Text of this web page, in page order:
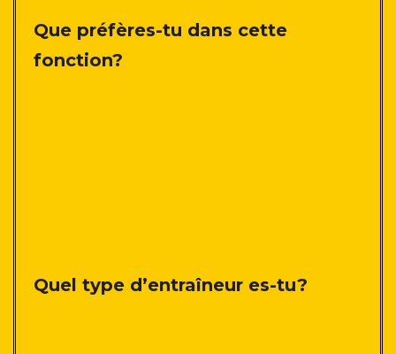
Que préfères-tu dans cette
fonction?
Quel type d’entraîneur es-tu?